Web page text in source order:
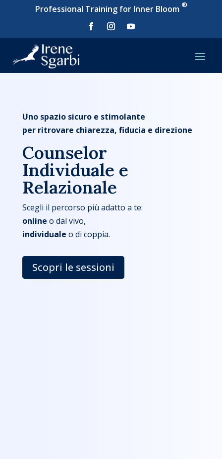
Professional Training for Inner Bloom ®
Uno spazio sicuro e stimolante
per ritrovare chiarezza, fiducia e direzione
Counselor
Individuale e
Relazionale
Scegli il percorso più adatto a te:
online o dal vivo,
individuale o di coppia.
Scopri le sessioni